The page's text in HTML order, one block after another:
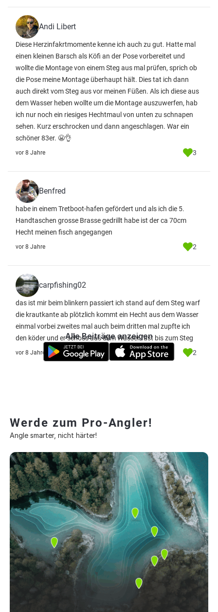
Andi Libert
Diese Herzinfakrtmomente kenne ich auch zu gut. Hatte mal
einen kleinen Barsch als Köfi an der Pose vorbereitet und
wollte die Montage von einem Steg aus mal prüfen, sprich ob
die Pose meine Montage überhaupt hält. Dies tat ich dann
auch direkt vom Steg aus vor meinen Füßen. Als ich diese aus
dem Wasser heben wollte um die Montage auszuwerfen, hab
ich nur noch ein riesiges Hechtmaul von unten zu schnapen
sehen. Kurz erschrocken und dann angeschlagen. War ein
schöner 83er. 😬👌
vor 8 Jahre 3
Benfred
habe in einem Tretboot-hafen gefördert und als ich die 5.
Handtaschen grosse Brasse gedrillt habe ist der ca 70cm
Hecht meinen fisch angegangen
vor 8 Jahre 2
carpfishing02
das ist mir beim blinkern passiert ich stand auf dem Steg warf
die krautkante ab plötzlich kommt ein Hecht aus dem Wasser
einmal vorbei zweites mal auch beim dritten mal zupfte ich
den köder und er schoss aus dem Wasser fast bis zum Steg
vor 8 Jahre 2
Alle Beiträge anzeigen
Werde zum Pro-Angler!
Angle smarter, nicht härter!